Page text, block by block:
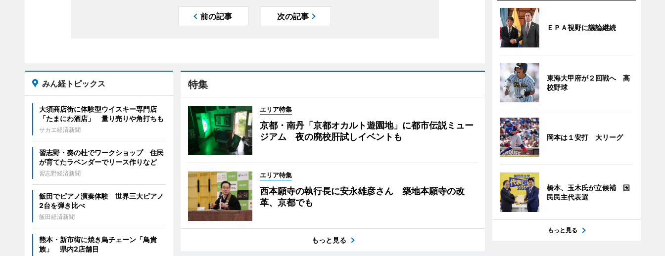
前の記事 次の記事
特集
エリア特集
京都・南丹「京都オカルト遊園地」に都市伝説ミュー
ジアム 夜の廃校肝試しイベントも
エリア特集
西本願寺の執行長に安永雄彦さん 築地本願寺の改
革、京都でも
もっと見る
みん経トピックス
大須商店街に体験型ウイスキー専門店
「たまにわ酒店」 量り売りや角打ちも
サカエ経済新聞
習志野・奏の杜でワークショップ 住民
が育てたラベンダーでリース作りなど
習志野経済新聞
飯田でピアノ演奏体験 世界三大ピアノ
2台を弾き比べ
飯田経済新聞
熊本・新市街に焼き鳥チェーン「鳥貴
族」 県内2店舗目
ＥＰＡ視野に議論継続
東海大甲府が２回戦へ 高
校野球
岡本は１安打 大リーグ
橋本、玉木氏が立候補 国
民民主代表選
もっと見る